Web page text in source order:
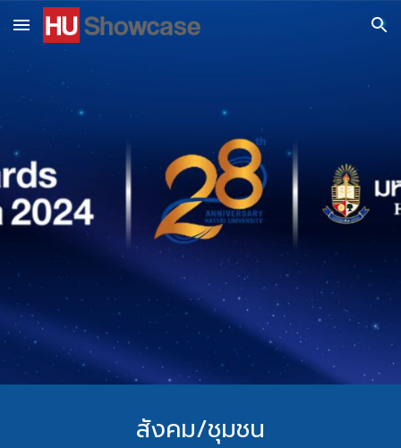
Skip to main content Skip to navigation
สังคม/ชุมชน